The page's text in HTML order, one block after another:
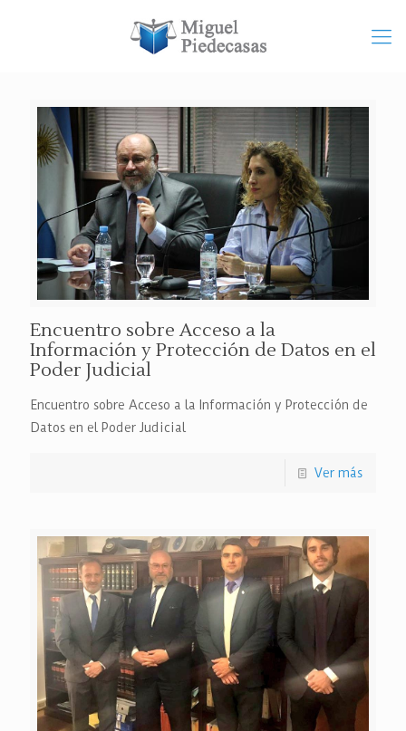
Encuentro sobre Acceso a la
Información y Protección de Datos en el
Poder Judicial
Encuentro sobre Acceso a la Información y Protección de
Datos en el Poder Judicial
Ver más